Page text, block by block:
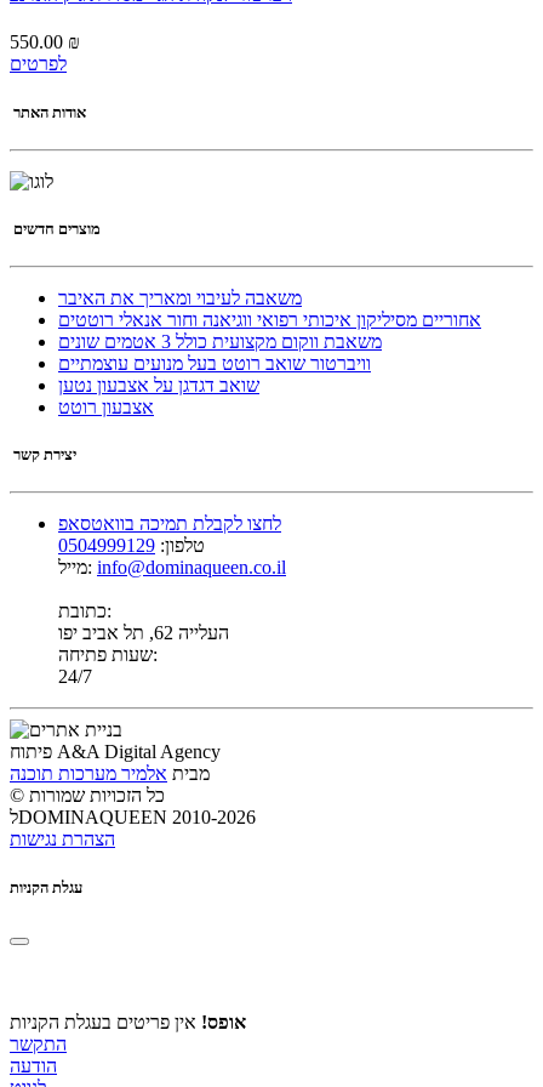
550.00 ₪
לפרטים
אודות האתר
מוצרים חדשים
משאבה לעיבוי ומאריך את האיבר
אחוריים מסיליקון איכותי רפואי ווגיאנה וחור אנאלי רוטטים
משאבת ווקום מקצועית כולל 3 אטמים שונים
וויברטור שואב רוטט בעל מנועים עוצמתיים
שואב דגדגן על אצבעון נטען
אצבעון רוטט
יצירת קשר
לחצו לקבלת תמיכה בוואטסאפ
טלפון: 0504999129
מייל: info@dominaqueen.co.il
כתובת:
העלייה 62, תל אביב יפו
שעות פתיחה:
24/7
פיתוח A&A Digital Agency
מבית אלמיר מערכות תוכנה
© כל הזכויות שמורות
לDOMINAQUEEN 2010-2026
הצהרת נגישות
עגלת הקניות
אופס! אין פריטים בעגלת הקניות
התקשר
הודעה